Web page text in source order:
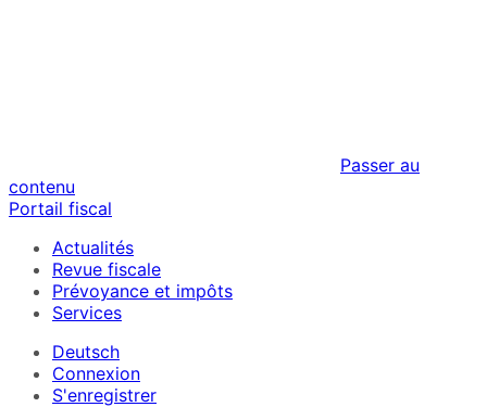
Passer au
contenu
Portail fiscal
Actualités
Revue fiscale
Prévoyance et impôts
Services
Deutsch
Connexion
S'enregistrer